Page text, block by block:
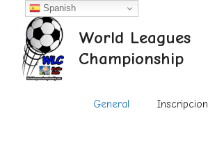
contenido
World Leagues
Championship
General Inscripcion
Spanish